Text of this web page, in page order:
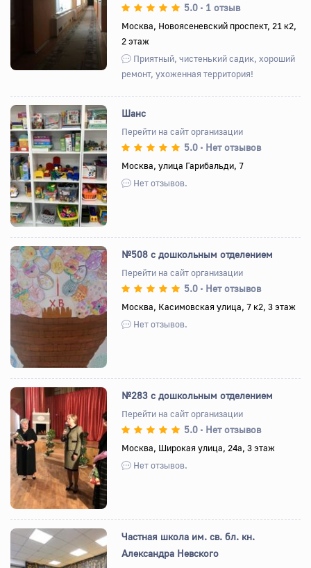
Вперед 5.0 • 1 отзыв
Москва, Новоясеневский проспект, 21 к2,
2 этаж
Приятный, чистенький садик, хороший
ремонт, ухоженная территория!
Назад Вперед
Шанс
Перейти на сайт организации
5.0 • Нет отзывов
Москва, улица Гарибальди, 7
Нет отзывов.
Назад Вперед
№508 с дошкольным отделением
Перейти на сайт организации
5.0 • Нет отзывов
Москва, Касимовская улица, 7 к2, 3 этаж
Нет отзывов.
Назад Вперед
№283 с дошкольным отделением
Перейти на сайт организации
5.0 • Нет отзывов
Москва, Широкая улица, 24а, 3 этаж
Нет отзывов.
Частная школа им. св. бл. кн.
Александра Невского